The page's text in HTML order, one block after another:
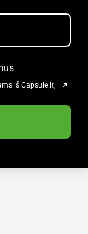
iš Capsule.lt,